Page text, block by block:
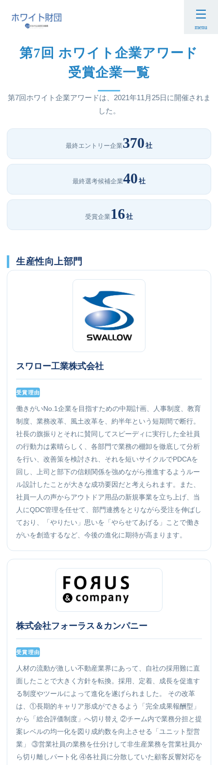
menu
HOME ホワイト企業アワード
第7回 ホワイト企業アワード
受賞企業一覧
第7回ホワイト企業アワードは、2021年11月25日に開催されま
した。
最終エントリー企業370社
最終選考候補企業40社
受賞企業 16社
生産性向上部門
スワロー工業株式会社
受賞理由
働きがいNo.1企業を目指すための中期計画、人事制度、教育
制度、業務改革、風土改革を、約半年という短期間で断行。
社長の旗振りとそれに賛同してスピーディに実行した全社員
の行動力は素晴らしく、各部門で業務の棚卸を徹底して分析
を行い、改善策を検討され、それを短いサイクルでPDCAを
回し、上司と部下の信頼関係を強めながら推進するようルー
ル設計したことが大きな成功要因だと考えられます。また、
社員一人の声からアウトドア用品の新規事業を立ち上げ、当
人にQDC管理を任せて、部門連携をとりながら受注を伸ばし
ており、「やりたい」思いを「やらせてあげる」ことで働き
がいを創造するなど、今後の進化に期待が高まります。
株式会社フォーラス＆カンパニー
受賞理由
人材の流動が激しい不動産業界にあって、自社の採用難に直
面したことで大きく方針を転換。採用、定着、成長を促進す
る制度やツールによって進化を遂げられました。 その改革
は、①長期的キャリア形成ができるよう「完全成果報酬型」
から「総合評価制度」へ切り替え ②チーム内で業務分担と提
案レベルの均一化を図り成約数を向上させる「ユニット型営
業」 ③営業社員の業務を仕分けして非生産業務を営業社員か
ら切り離しパート化 ④各社員に分散していた顧客反響対応を